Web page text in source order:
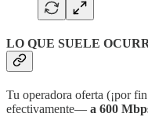
LO QUE SUELE
Tu operadora oferta (¡por
efectivamente— a 600